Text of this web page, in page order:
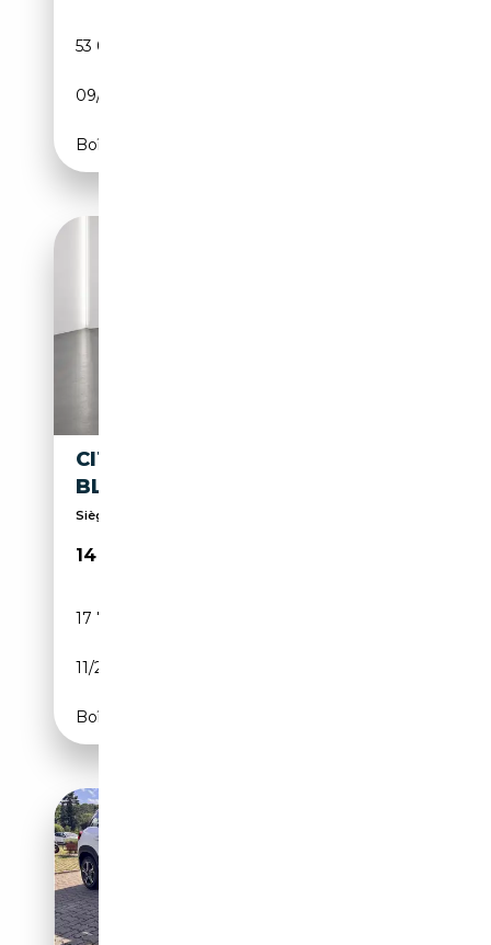
53 000 km
09/2020
Boîte manuelle
CITROEN C3 AIRCROSS 1.5
BLUEHDI SHINE °° 17800KM °°
Sièges arrières 1/3 - 2/3, Vitres teintées, Radio,...
14 400€
17 782 km
11/2022
Boîte manuelle